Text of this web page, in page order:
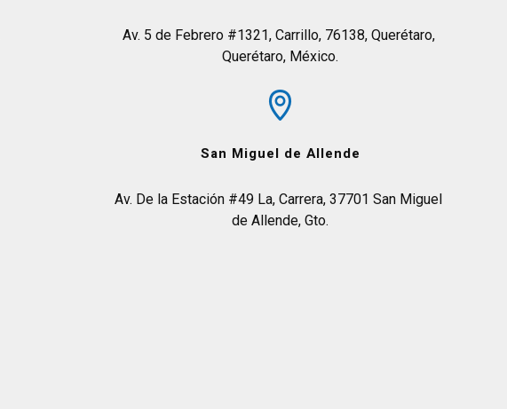
Av. 5 de Febrero #1321, Carrillo, 76138, Querétaro,
Querétaro, México.
San Miguel de Allende
Av. De la Estación #49 La, Carrera, 37701 San Miguel
de Allende, Gto.